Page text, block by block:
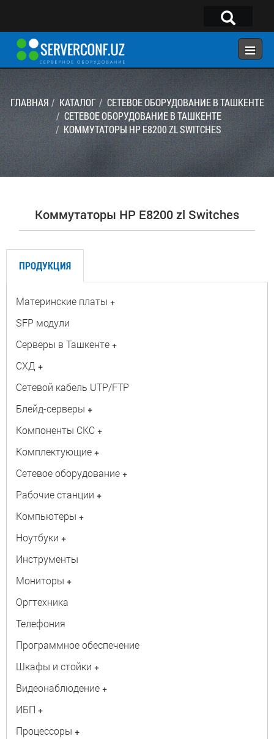
×
ГЛАВНАЯ
КОНФИГУРАТОР
КАТАЛОГ
Telegram:@serverconf_uz
Тел: (90) 932-18-00
ГЛАВНАЯ КАТАЛОГ
СЕТЕВОЕ ОБОРУДОВАНИЕ В ТАШКЕНТЕ
СЕТЕВОЕ ОБОРУДОВАНИЕ В ТАШКЕНТЕ
KОММУТАТОРЫ HP E8200 ZL SWITCHES
Kоммутаторы HP E8200 zl Switches
ПРОДУКЦИЯ
Материнские платы +
SFP модули
Серверы в Ташкенте +
СХД +
Сетевой кабель UTP/FTP
Блейд-серверы +
Компоненты СКС +
Комплектующие +
Сетевое оборудование +
Рабочие станции +
Компьютеры +
Ноутбуки +
Инструменты
Мониторы +
Оргтехника
Телефония
Программное обеспечение
Шкафы и стойки +
Видеонаблюдение +
ИБП +
Процессоры +